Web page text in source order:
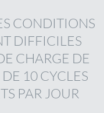
CONDITIONS
DIFFICILES
CHARGE DE
10 CYCLES
PAR JOUR